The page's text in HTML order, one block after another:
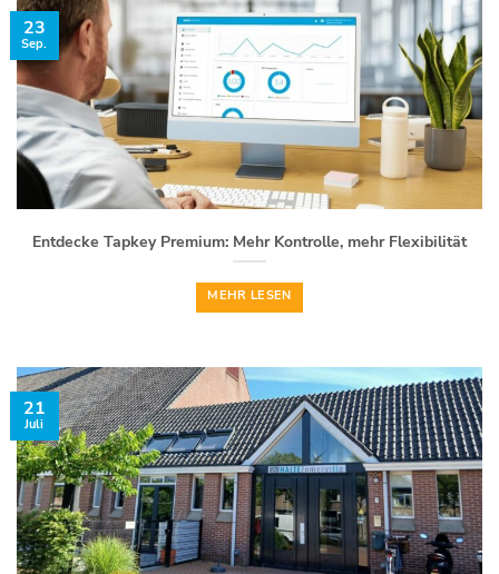
Entdecke Tapkey Premium: Mehr Kontrolle, mehr Flexibilität
MEHR LESEN
23
Sep.
21
Juli